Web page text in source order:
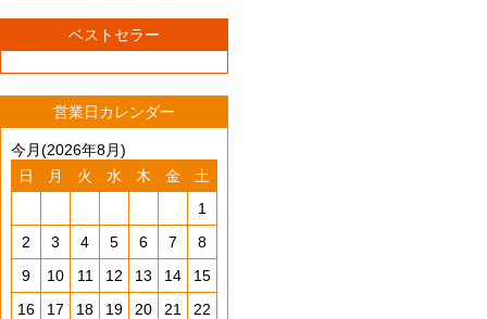
ベストセラー
営業日カレンダー
今月(2026年8月)
日
月 火 水 木 金
土
1
2
3 4 5 6 7
8
9
10 11 12 13 14
15
16
17 18 19 20 21
22